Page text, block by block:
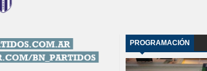
PROGRAMACIÓN